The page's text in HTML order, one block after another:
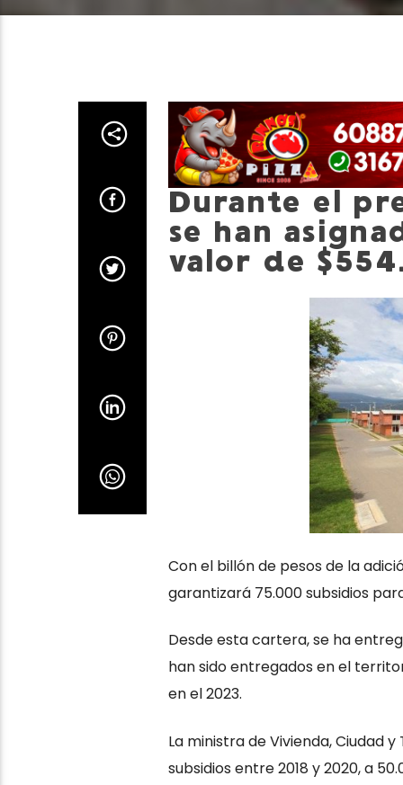
Durante el
se han
valor de
Con el billón de pesos de la
garantizará 75.000 subsidios
Desde esta cartera, se ha
han sido entregados en el
en el 2023.
La ministra de Vivienda, Ciudad
subsidios entre 2018 y 2020, a